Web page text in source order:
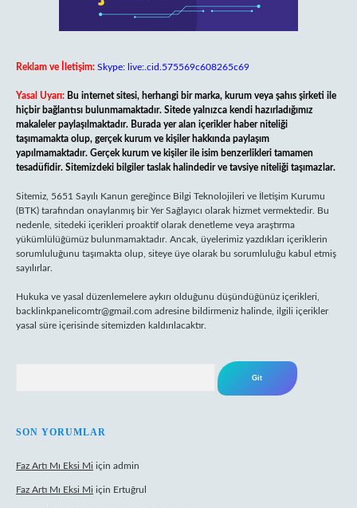
Reklam ve İletişim: Skype: live:.cid.575569c608265c69
Yasal Uyarı: Bu internet sitesi, herhangi bir marka, kurum veya şahıs şirketi ile
hiçbir bağlantısı bulunmamaktadır. Sitede yalnızca kendi hazırladığımız
makaleler paylaşılmaktadır. Burada yer alan içerikler haber niteliği
taşımamakta olup, gerçek kurum ve kişiler hakkında paylaşım
yapılmamaktadır. Gerçek kurum ve kişiler ile isim benzerlikleri tamamen
tesadüfidir. Sitemizdeki bilgiler taslak halindedir ve tavsiye niteliği taşımazlar.
Sitemiz, 5651 Sayılı Kanun gereğince Bilgi Teknolojileri ve İletişim Kurumu
(BTK) tarafından onaylanmış bir Yer Sağlayıcı olarak hizmet vermektedir. Bu
nedenle, sitedeki içerikleri proaktif olarak denetleme veya araştırma
yükümlülüğümüz bulunmamaktadır. Ancak, üyelerimiz yazdıkları içeriklerin
sorumluluğunu taşımakta olup, siteye üye olarak bu sorumluluğu kabul etmiş
sayılırlar.
Hukuka ve yasal düzenlemelere aykırı olduğunu düşündüğünüz içerikleri,
backlinkpanelicomtr@gmail.com adresine bildirmeniz halinde, ilgili içerikler
yasal süre içerisinde sitemizden kaldırılacaktır.
SON YORUMLAR
Faz Artı Mı Eksi Mi için admin
Faz Artı Mı Eksi Mi için Ertuğrul